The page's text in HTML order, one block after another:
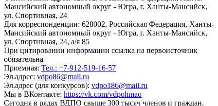
Мансийский автономный округ - Югра, г. Ханты-Мансийск,
ул. Спортивная, 24
Для корреспонденции: 628002, Российская Федерация, Ханты-
Мансийский автономный округ - Югра, г. Ханты-Мансийск,
ул. Спортивная, 24, а/я 85
При цитировании информации ссылка на первоисточник
обязательна
Приемная: Тел.: +7-912-519-16-57
Эл.адрес: vdpo86@mail.ru
Эл.адрес (для конкурсов): vdpo186@mail.ru
Мы в ВКонтакте: https://vk.com/vdpohmao
Сегодня в рядах ВДПО свыше 300 тысяч членов и граждан,